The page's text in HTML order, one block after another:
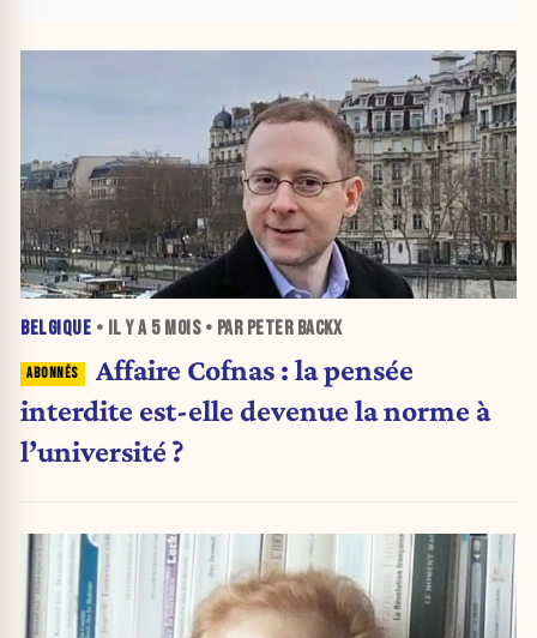
BELGIQUE • IL Y A 5 MOIS• PAR PETER BACKX
Affaire Cofnas : la pensée
interdite est-elle devenue la norme à
l’université ?